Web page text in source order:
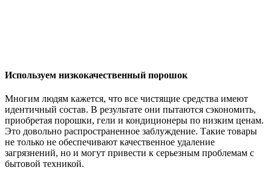
Используем низкокачественный порошок
Многим людям кажется, что все чистящие средства имеют
идентичный состав. В результате они пытаются сэкономить,
приобретая порошки, гели и кондиционеры по низким ценам.
Это довольно распространенное заблуждение. Такие товары
не только не обеспечивают качественное удаление
загрязнений, но и могут привести к серьезным проблемам с
бытовой техникой.